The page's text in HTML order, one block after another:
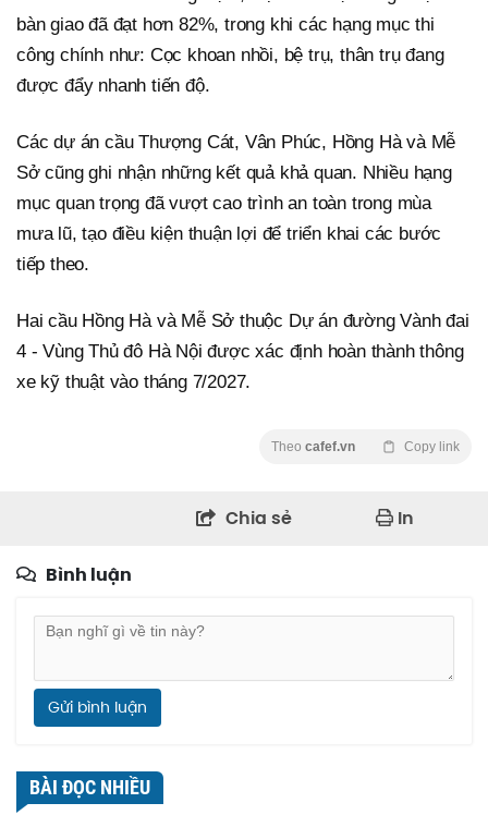
bàn giao đã đạt hơn 82%, trong khi các hạng mục thi
công chính như: Cọc khoan nhồi, bệ trụ, thân trụ đang
được đẩy nhanh tiến độ.
Các dự án cầu Thượng Cát, Vân Phúc, Hồng Hà và Mễ
Sở cũng ghi nhận những kết quả khả quan. Nhiều hạng
mục quan trọng đã vượt cao trình an toàn trong mùa
mưa lũ, tạo điều kiện thuận lợi để triển khai các bước
tiếp theo.
Hai cầu Hồng Hà và Mễ Sở thuộc Dự án đường Vành đai
4 - Vùng Thủ đô Hà Nội được xác định hoàn thành thông
xe kỹ thuật vào tháng 7/2027.
Theo cafef.vn Copy link
Chia sẻ In
Bình luận
Gửi bình luận
BÀI ĐỌC NHIỀU